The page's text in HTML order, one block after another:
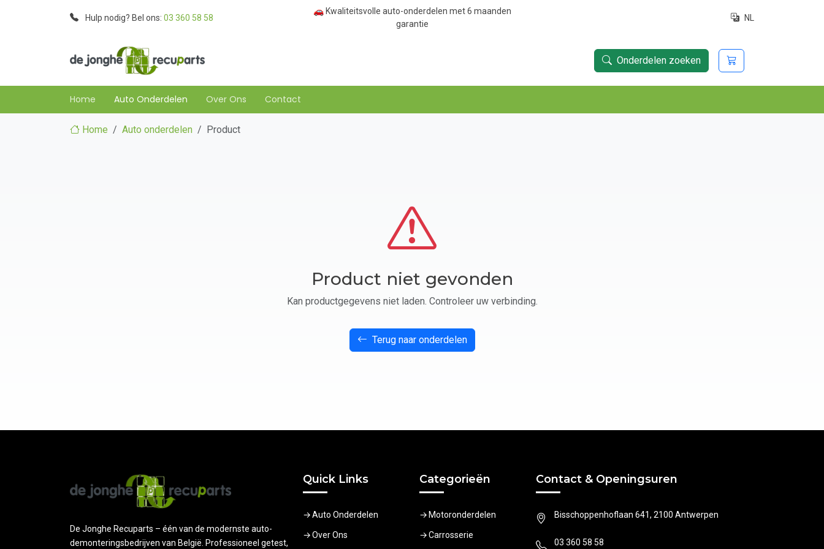
Hulp nodig? Bel ons: 03 360 58 58
🚗 Kwaliteitsvolle auto-onderdelen met 6 maanden
garantie
NL
Onderdelen zoeken
Home Auto Onderdelen Over Ons Contact
Home Auto onderdelen Product
Product niet gevonden
Kan productgegevens niet laden. Controleer uw verbinding.
Terug naar onderdelen
De Jonghe Recuparts – één van de modernste auto-
demonteringsbedrijven van België. Professioneel getest,
Quick Links
Auto Onderdelen
Over Ons
Categorieën
Motoronderdelen
Carrosserie
Contact & Openingsuren
Bisschoppenhoflaan 641, 2100 Antwerpen
03 360 58 58